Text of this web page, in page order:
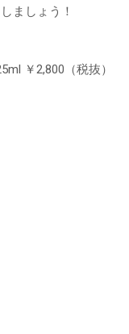
ましょう！
￥2,800（税抜）